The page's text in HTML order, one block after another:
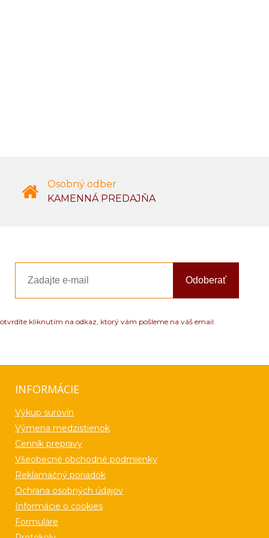
Osobný odber
KAMENNÁ PREDAJŇA
Odoberať
kliknutím na odkaz, ktorý vám pošleme na váš email.
INFORMÁCIE
Výkup surovín
Výmena medzistienok
Cenník prepravy
Všeobecné obchodné podmienky
Reklamačný poriadok
Ochrana osobných údajov
Informácie o cookies
Formuláre